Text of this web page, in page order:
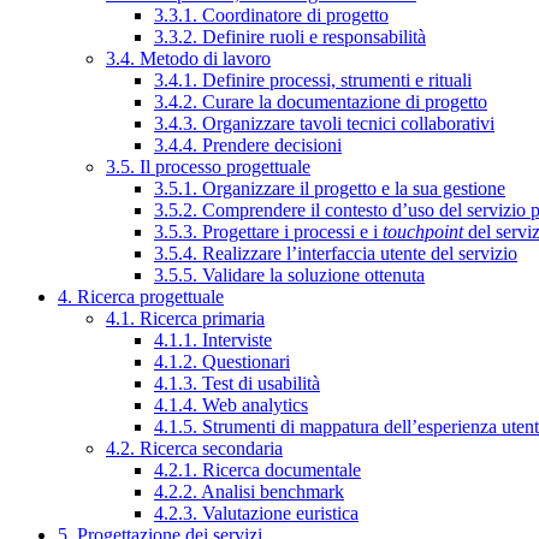
3.3.1. Coordinatore di progetto
3.3.2. Definire ruoli e responsabilità
3.4. Metodo di lavoro
3.4.1. Definire processi, strumenti e rituali
3.4.2. Curare la documentazione di progetto
3.4.3. Organizzare tavoli tecnici collaborativi
3.4.4. Prendere decisioni
3.5. Il processo progettuale
3.5.1. Organizzare il progetto e la sua gestione
3.5.2. Comprendere il contesto d’uso del servizio
3.5.3. Progettare i processi e i touchpointdel
3.5.4. Realizzare l’interfaccia utente del servizio
3.5.5. Validare la soluzione ottenuta
4. Ricerca progettuale
4.1. Ricerca primaria
4.1.1. Interviste
4.1.2. Questionari
4.1.3. Test di usabilità
4.1.4. Web analytics
4.1.5. Strumenti di mappatura dell’esperienza
4.2. Ricerca secondaria
4.2.1. Ricerca documentale
4.2.2. Analisi benchmark
4.2.3. Valutazione euristica
5. Progettazione dei servizi